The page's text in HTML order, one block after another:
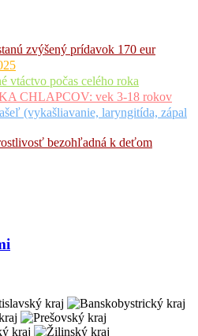
zvýšený prídavok 170 eur
vtáctvo počas celého roka
CHLAPCOV: vek 3-18 rokov
(vykašliavanie, laryngitída, zápal
bezohľadná k deťom